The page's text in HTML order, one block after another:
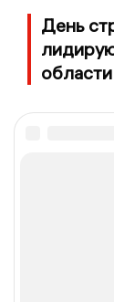
День
области